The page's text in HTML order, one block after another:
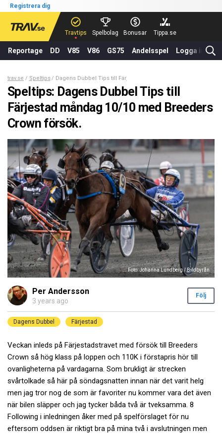
Registrera dig
Travtips Spelbolag Bonusar Tippa.se
Reportage DD V85 V86 GS75 Andelsspel Logga in
trav.se Speltips Dagens Dubbel Tips till Färjestad måndag 10/10 med
Speltips: Dagens Dubbel Tips till
Färjestad måndag 10/10 med Breeders
Crown försök.
Foto: Johanna Lundberg / Bildbyrån
Per Andersson
3 years ago
Följ
Dagens Dubbel Färjestad
Veckan inleds på Färjestadstravet med försök till Breeders
Crown så hög klass på loppen och 110K i förstapris hör till
ovanligheterna på vardagarna. Som brukligt är strecken
svårtolkade så här på söndagsnatten innan när det varit helg
men jag tror nog de som är favoriter nu kommer vara det även
när bilen släpper och jag tycker båda två är tveksamma. 8
Following i inledningen åker med på spelförslaget för nu
eftersom oddsen är riktigt bra på mina två i avslutningen men